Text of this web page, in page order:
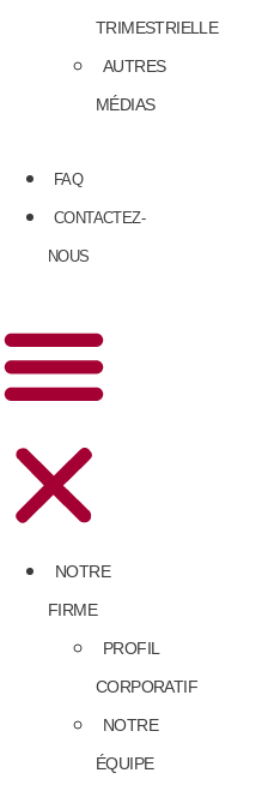
TRIMESTRIELLE
AUTRES
MÉDIAS
FAQ
CONTACTEZ-
NOUS
NOTRE
FIRME
PROFIL
CORPORATIF
NOTRE
ÉQUIPE